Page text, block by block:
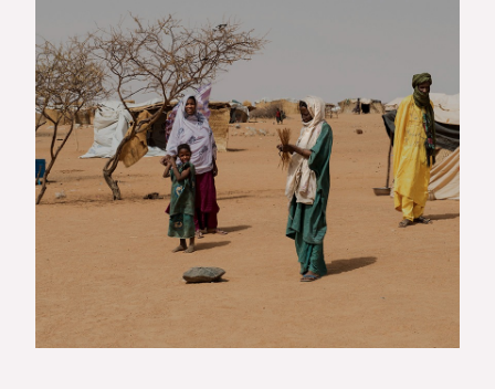
Objetivos de Desarrollo Sostenible (524)
Género (500)
AMÉRICA LATINA Y CARIBE (490)
España (486)
Agua y saneamiento (333)
Salud (265)
Educación (225)